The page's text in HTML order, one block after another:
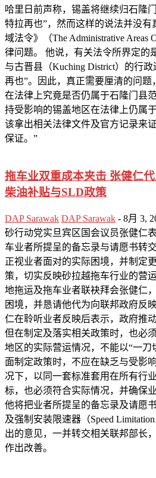
哈里日前声称，锡盖将继续归石隆
特拉再也”，然而这样的说法并没有
域法令》（The Administrative Areas
律问题。 他说，有关法令所界定的
与古晋县（Kuching District）的行
再也”。因此，真正需要厘清的问题
在法律上究竟是否仍属于石隆门县
持受影响的锡盖地区在法律上仍属
该拿出相关法律文件及官方记录来
保证。”
拖车业双重成本夹击 张健仁
柴油补贴与SLD政策
DAP Sarawak DAP Sarawak - 8月 3,
砂行动党实旦宾区国会议员张健仁
车业者所提呈的备忘录与请愿书转
正视业者面对的实际困境，并制定
策，切实反映砂拉越拖车行业的营
地拖运及拖车业者联袂拜会张健仁
困境，并恳请他代为向联邦政府反
仁在聆听业者反映后表示，政府推
但在制定及落实相关政策时，也必
地区的实际营运情况，不能以“一刀
面制定政策时，不应在缺乏与受影
况下，以同一套标准套用在所有行
标，也必须符合实际情况，并确保
他将把业者所提呈的备忘录及请愿
及强制安装限速器（Speed
出的意见，一并转交相关联邦部长
作出改善。